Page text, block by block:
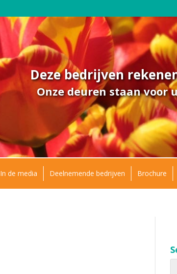
Deze bedrijven
Onze deuren staan voor
In de media Deelnemende bedrijven Brochure